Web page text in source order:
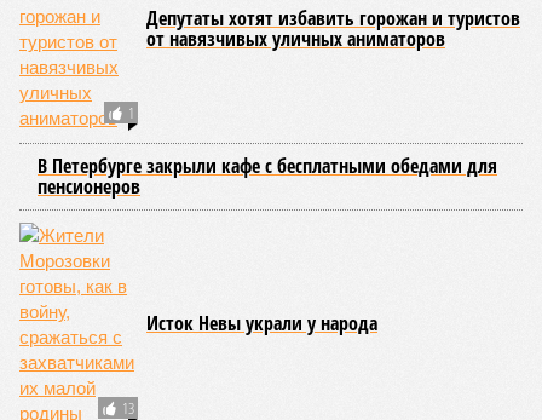
Опубликовано:
Отредактировано:27.07.2026 18:25
электричество
КОММЕНТАРИИ 0
07/08
Петербурские врачи завершили оперативное
лечение девочки из США с «маской Бэтмена»
07/08
Срок ремонта на внешнем кольце КАД продлили до
середины ноября
06/08
Названы самые популярные специальности у